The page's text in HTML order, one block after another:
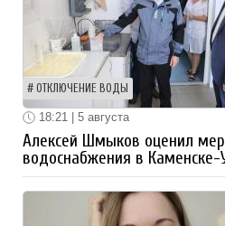
ОТКЛЮЧЕНИЕ ВОДЫ
18:21 | 5 августа
Алексей Шмыков оценил
водоснабжения в Каменске-